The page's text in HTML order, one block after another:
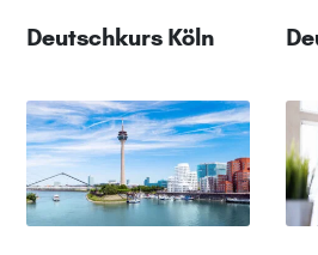
Deutschkurs Köln